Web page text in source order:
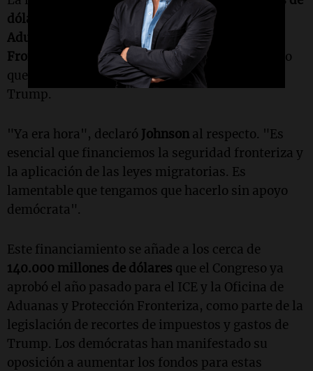
dólares
Servicio de Inmigración y Control de
Aduanas (ICE)
26.000 millones a la
Fronteriza
5.000 millones para imprevistos, lo
que refuerza la agenda de deportaciones de
Trump.
"Ya era hora", declaró Johnson al respecto. "Es
esencial que financiemos la seguridad fronteriza y
la aplicación de las leyes migratorias. Es
lamentable que tengamos que hacerlo sin apoyo
demócrata".
Este financiamiento se añade a los cerca de
140.000 millones de dólares que el Congreso ya
aprobó el año pasado para el ICE y la Oficina de
Aduanas y Protección Fronteriza, como parte de la
legislación de recortes de impuestos y gastos de
Trump. Los demócratas han manifestado su
oposición a aumentar los fondos para estas